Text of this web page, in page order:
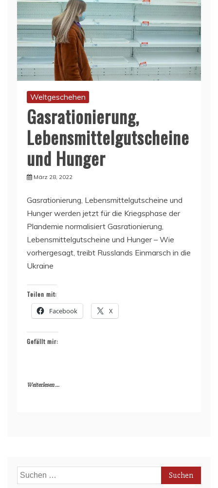
Weltgeschehen
Gasrationierung,
Lebensmittelgutscheine
und Hunger
März 28, 2022
Gasrationierung, Lebensmittelgutscheine und
Hunger werden jetzt für die Kriegsphase der
Plandemie normalisiert Gasrationierung,
Lebensmittelgutscheine und Hunger – Wie
vorhergesagt, treibt Russlands Einmarsch in die
Ukraine
Teilen mit:
Facebook X
Gefällt mir:
Weiterlesen ...
Suchen
nach: